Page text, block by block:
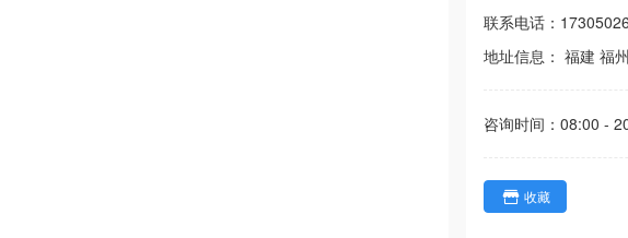
联系电话：
地址信息： 福建 福
咨询时间： 08:00 -
收藏